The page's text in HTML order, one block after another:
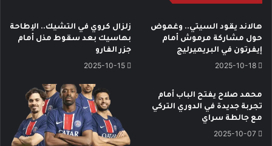
هالاند يقود السيتي.. وغموض
حول مشاركة مرموش أمام
إيفرتون في البريميرليج
2025-10-18
زلزال كروي في التشيك.. الإطاحة
بهاسيك بعد سقوط مذل أمام
جزر الفارو
2025-10-15
محمد صلاح يفتح الباب أمام
تجربة جديدة في الدوري التركي
مع جالطة سراي
2025-10-07